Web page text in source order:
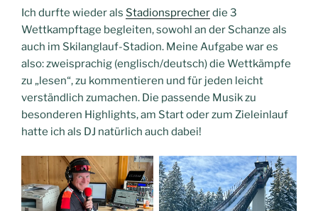
Ich durfte wieder als Stadionsprecherdie 3
Wettkampftage begleiten, sowohl an der Schanze als
auch im Skilanglauf-Stadion. Meine Aufgabe war es
also: zweisprachig (englisch/deutsch) die Wettkämpfe
zu „lesen“, zu kommentieren und für jeden leicht
verständlich zumachen. Die passende Musik zu
besonderen Highlights, am Start oder zum Zieleinlauf
hatte ich als DJ natürlich auch dabei!